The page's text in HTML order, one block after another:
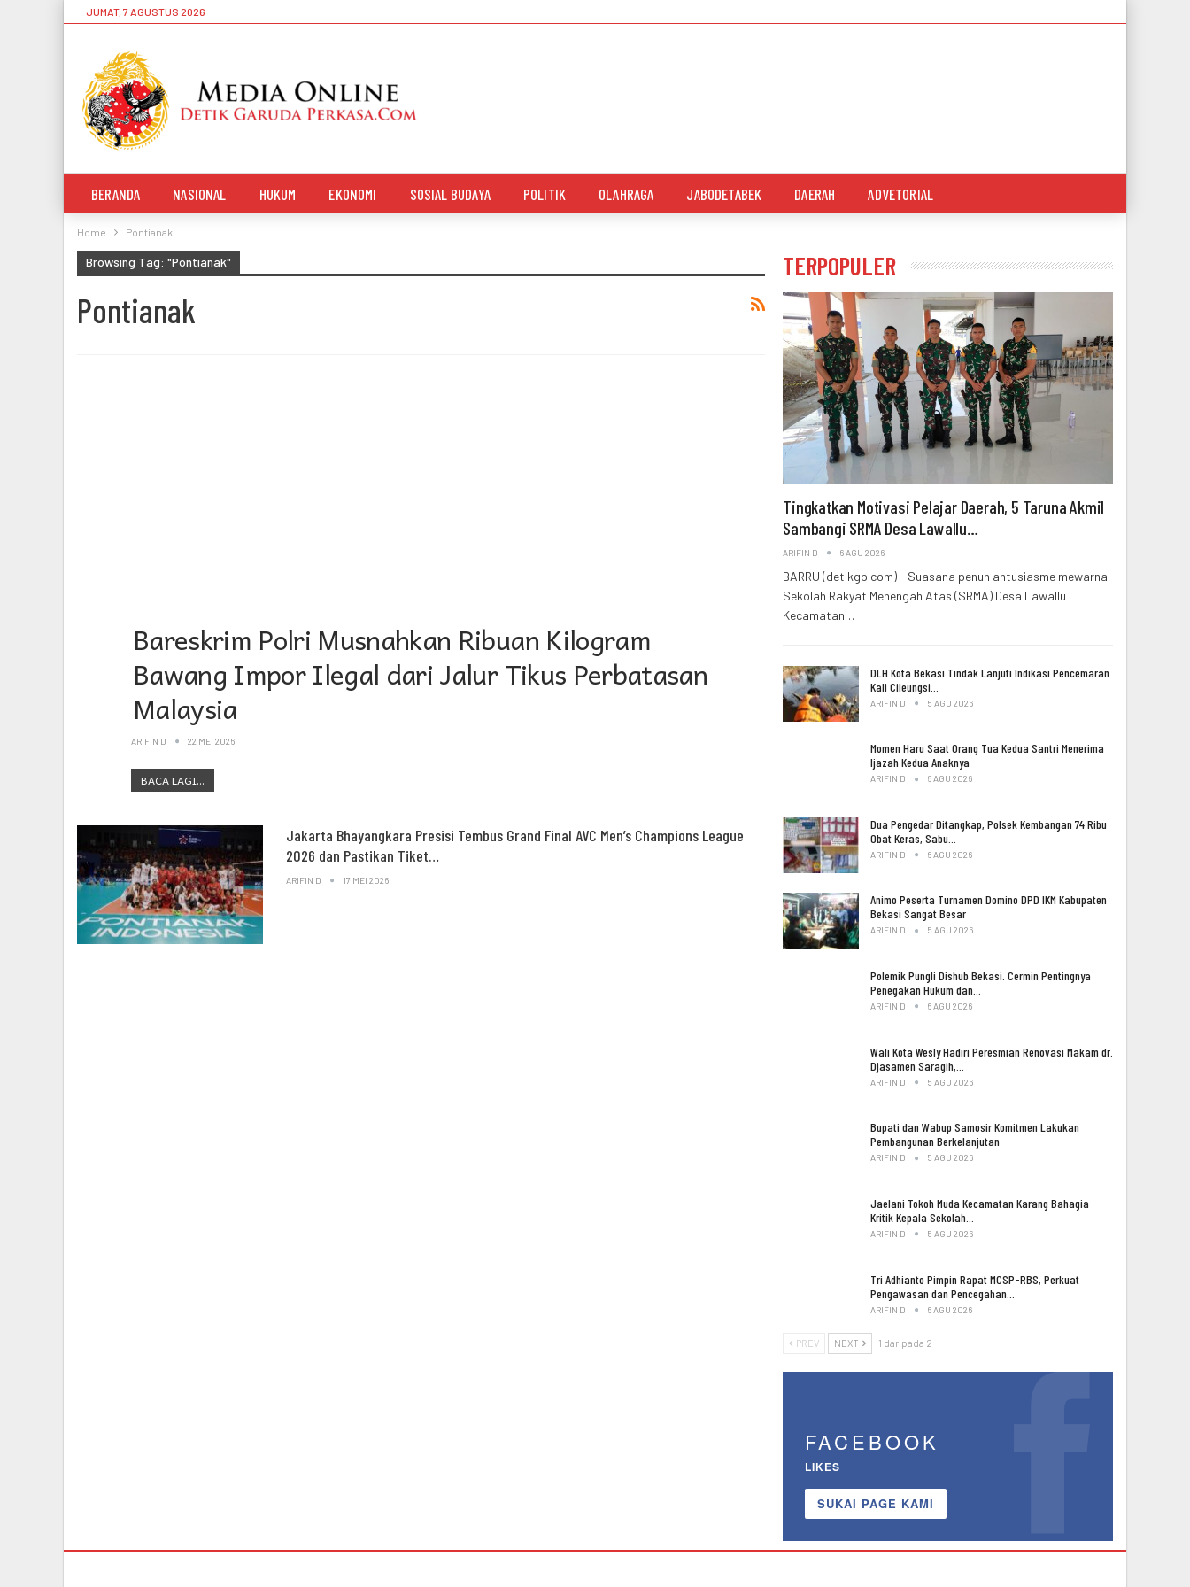
JUMAT, 7 AGUSTUS 2026
BERANDA NASIONAL HUKUM EKONOMI SOSIAL BUDAYA POLITIK OLAHRAGA JABODETABEK DAERAH ADVETORIAL
Home Pontianak
Browsing Tag: "Pontianak"
Pontianak
Bareskrim Polri Musnahkan Ribuan Kilogram
Bawang Impor Ilegal dari Jalur Tikus Perbatasan
Malaysia
ARIFIN D 22 MEI 2026
BACA LAGI...
Jakarta Bhayangkara Presisi Tembus Grand Final AVC Men’s Champions League
2026 dan Pastikan Tiket…
ARIFIN D 17 MEI 2026
TERPOPULER
Tingkatkan Motivasi Pelajar Daerah, 5 Taruna Akmil
Sambangi SRMA Desa Lawallu…
ARIFIN D 6 AGU 2026
BARRU (detikgp.com) - Suasana penuh antusiasme mewarnai
Sekolah Rakyat Menengah Atas (SRMA) Desa Lawallu
Kecamatan…
DLH Kota Bekasi Tindak Lanjuti Indikasi Pencemaran
Kali Cileungsi…
ARIFIN D 5 AGU 2026
Momen Haru Saat Orang Tua Kedua Santri Menerima
Ijazah Kedua Anaknya
ARIFIN D 6 AGU 2026
Dua Pengedar Ditangkap, Polsek Kembangan 74 Ribu
Obat Keras, Sabu…
ARIFIN D 6 AGU 2026
Animo Peserta Turnamen Domino DPD IKM Kabupaten
Bekasi Sangat Besar
ARIFIN D 5 AGU 2026
Polemik Pungli Dishub Bekasi. Cermin Pentingnya
Penegakan Hukum dan…
ARIFIN D 6 AGU 2026
Wali Kota Wesly Hadiri Peresmian Renovasi Makam dr.
Djasamen Saragih,…
ARIFIN D 5 AGU 2026
Bupati dan Wabup Samosir Komitmen Lakukan
Pembangunan Berkelanjutan
ARIFIN D 5 AGU 2026
Jaelani Tokoh Muda Kecamatan Karang Bahagia
Kritik Kepala Sekolah…
ARIFIN D 5 AGU 2026
Tri Adhianto Pimpin Rapat MCSP-RBS, Perkuat
Pengawasan dan Pencegahan…
ARIFIN D 6 AGU 2026
PREV NEXT 1 daripada 2
FACEBOOK
LIKES
SUKAI PAGE KAMI